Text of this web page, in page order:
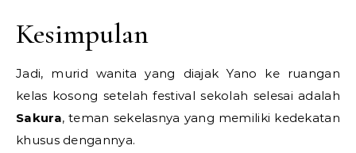
Kesimpulan
Jadi, murid wanita yang diajak Yano ke ruangan
kelas kosong setelah festival sekolah selesai adalah
Sakura, teman sekelasnya yang memiliki kedekatan
khusus dengannya.